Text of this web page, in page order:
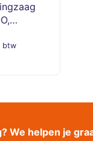
btw
We helpen je